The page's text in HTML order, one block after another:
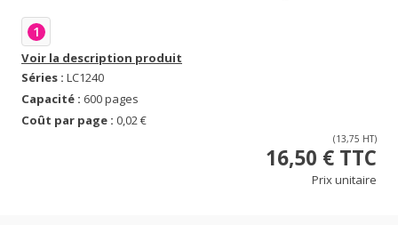
1
Voir la description produit
Séries : LC1240
Capacité : 600 pages
Coût par page : 0,02 €
(13,75 HT)
16,50 € TTC
Prix unitaire